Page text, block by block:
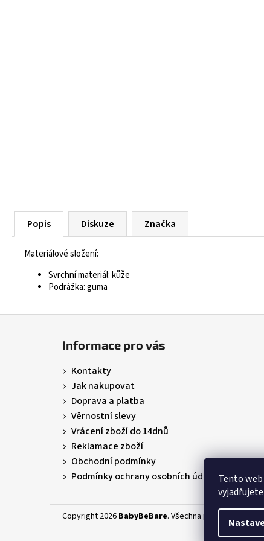
Tento
Popis Diskuze Značka
Materiálové složení:
Svrchní materiál: kůže
Podrážka: guma
Informace pro vás
Kontakty
Jak nakupovat
Doprava a platba
Věrnostní slevy
Vrácení zboží do 14dnů
Reklamace zboží
Obchodní podmínky
Podmínky ochrany osobních údajů
Copyright 2026 BabyBeBare. Všechna práva vyhrazena.